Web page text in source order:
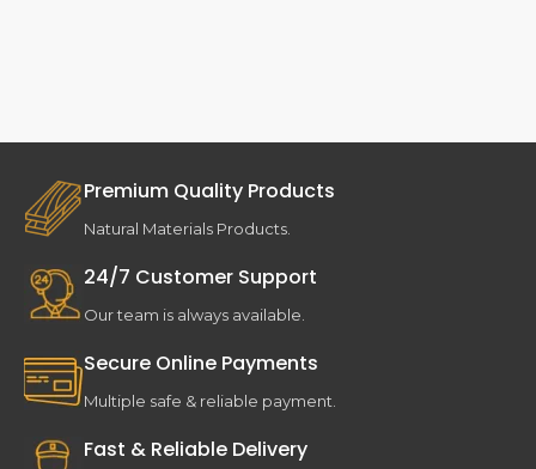
Premium Quality Products
Natural Materials Products.
24/7 Customer Support
Our team is always available.
Secure Online Payments
Multiple safe & reliable payment.
Fast & Reliable Delivery